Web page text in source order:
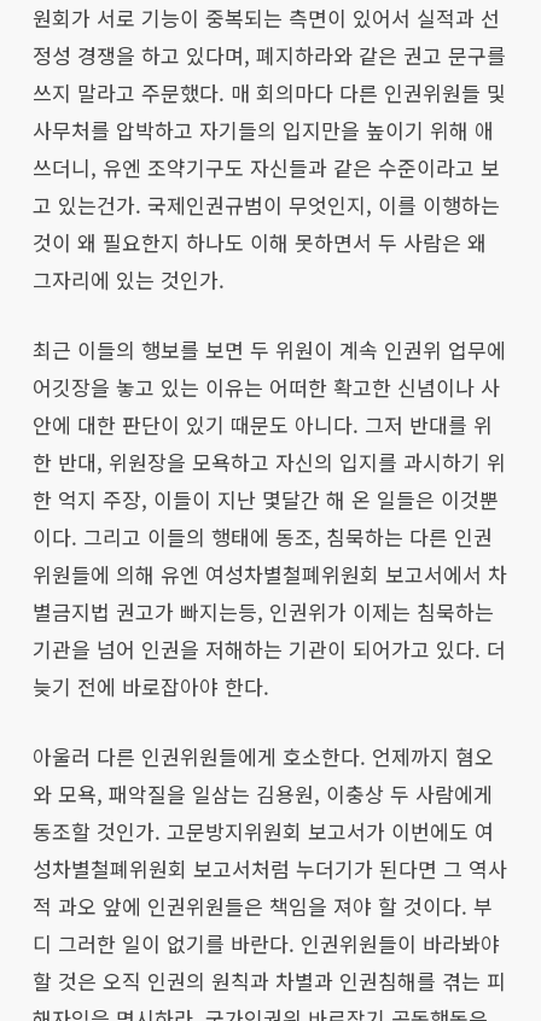
원회가 서로 기능이 중복되는 측면이 있어서 실적과 선
정성 경쟁을 하고 있다며, 폐지하라와 같은 권고 문구를
쓰지 말라고 주문했다. 매 회의마다 다른 인권위원들 및
사무처를 압박하고 자기들의 입지만을 높이기 위해 애
쓰더니, 유엔 조약기구도 자신들과 같은 수준이라고 보
고 있는건가. 국제인권규범이 무엇인지, 이를 이행하는
것이 왜 필요한지 하나도 이해 못하면서 두 사람은 왜
그자리에 있는 것인가.
최근 이들의 행보를 보면 두 위원이 계속 인권위 업무에
어깃장을 놓고 있는 이유는 어떠한 확고한 신념이나 사
안에 대한 판단이 있기 때문도 아니다. 그저 반대를 위
한 반대, 위원장을 모욕하고 자신의 입지를 과시하기 위
한 억지 주장, 이들이 지난 몇달간 해 온 일들은 이것뿐
이다. 그리고 이들의 행태에 동조, 침묵하는 다른 인권
위원들에 의해 유엔 여성차별철폐위원회 보고서에서 차
별금지법 권고가 빠지는등, 인권위가 이제는 침묵하는
기관을 넘어 인권을 저해하는 기관이 되어가고 있다. 더
늦기 전에 바로잡아야 한다.
아울러 다른 인권위원들에게 호소한다. 언제까지 혐오
와 모욕, 패악질을 일삼는 김용원, 이충상 두 사람에게
동조할 것인가. 고문방지위원회 보고서가 이번에도 여
성차별철폐위원회 보고서처럼 누더기가 된다면 그 역사
적 과오 앞에 인권위원들은 책임을 져야 할 것이다. 부
디 그러한 일이 없기를 바란다. 인권위원들이 바라봐야
할 것은 오직 인권의 원칙과 차별과 인권침해를 겪는 피